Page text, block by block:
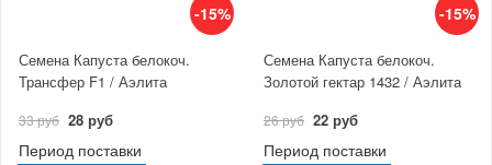
-15%
Семена Капуста белокоч.
Трансфер F1 / Аэлита
33 руб 28 руб
Период поставки
-15%
Семена Капуста белокоч.
Золотой гектар 1432 / Аэлита
26 руб 22 руб
Период поставки